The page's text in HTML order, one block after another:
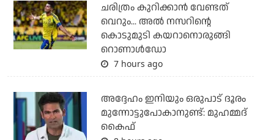
ചരിത്രം കുറിക്കാന്‍ വേണ്ടത്
വെറും... അല്‍ നസറിന്റെ
കൊടുമുടി കയറാനൊരുങ്ങി
റൊണാള്‍ഡോ
7 hours ago
അദ്ദേഹം ഇനിയും ഒരുപാട് ദൂരം
മുന്നോട്ടുപോകാനുണ്ട്: മുഹമ്മദ്
കൈഫ്